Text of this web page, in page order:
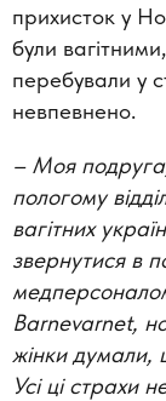
прихисток у
були
перебували у
невпевнено.
– Моя
пологому
вагітних
звернутися в
Barnevarnet,
жінки думали,
Усі ці страхи